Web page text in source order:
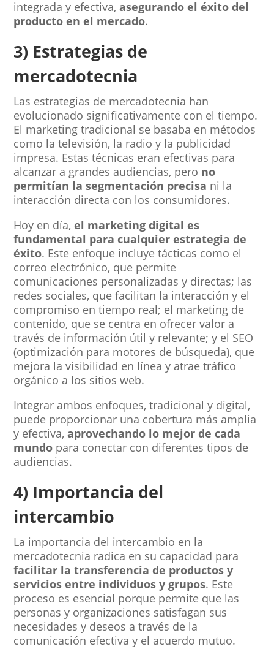
integrada y efectiva,asegurando el éxito del
producto en el mercado.
3) Estrategias de
mercadotecnia
Las estrategias de mercadotecnia han
evolucionado significativamente con el tiempo.
El marketing tradicional se basaba en métodos
como la televisión, la radio y la publicidad
impresa. Estas técnicas eran efectivas para
alcanzar a grandes audiencias, pero no
permitían la segmentación precisa ni la
interacción directa con los consumidores.
Hoy en día,el marketing digital es
fundamental para cualquier estrategia de
éxito. Este enfoque incluye tácticas como el
correo electrónico, que permite
comunicaciones personalizadas y directas; las
redes sociales, que facilitan la interacción y el
compromiso en tiempo real; el marketing de
contenido, que se centra en ofrecer valor a
través de información útil y relevante; y el SEO
(optimización para motores de búsqueda), que
mejora la visibilidad en línea y atrae tráfico
orgánico a los sitios web.
Integrar ambos enfoques, tradicional y digital,
puede proporcionar una cobertura más amplia
y efectiva,aprovechando lo mejor de cada
mundo para conectar con diferentes tipos de
audiencias.
4) Importancia del
intercambio
La importancia del intercambio en la
mercadotecnia radica en su capacidad para
facilitar la transferencia de productos y
servicios entre individuos y grupos. Este
proceso es esencial porque permite que las
personas y organizaciones satisfagan sus
necesidades y deseos a través de la
comunicación efectiva y el acuerdo mutuo.